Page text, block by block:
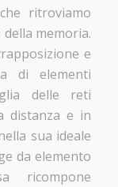
ritroviamo
memoria.
e
di elementi
delle reti
distanza e in
sua ideale
da elemento
ricompone